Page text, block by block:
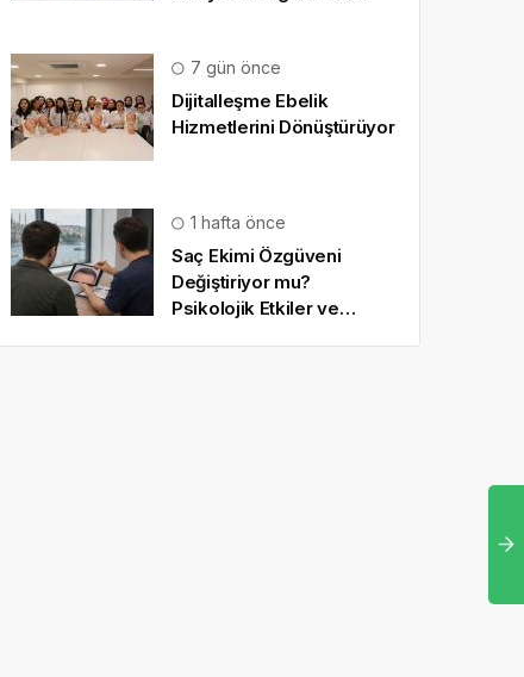
7 gün önce
Dijitalleşme Ebelik
Hizmetlerini Dönüştürüyor
1 hafta önce
Saç Ekimi Özgüveni
Değiştiriyor mu?
Psikolojik Etkiler ve